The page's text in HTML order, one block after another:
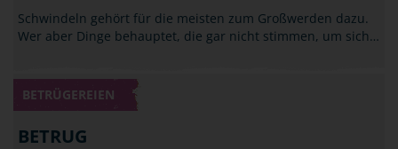
Schwindeln gehört für die meisten zum Großwerden dazu.
Wer aber Dinge behauptet, die gar nicht stimmen, um sich…
BETRÜGEREIEN
BETRUG